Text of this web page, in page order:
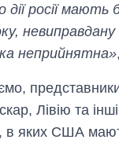
росії мають
неприйнятна»
Лівію та
в яких США